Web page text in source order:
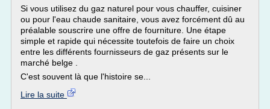
Si vous utilisez du gaz naturel pour vous chauffer, cuisiner
ou pour l'eau chaude sanitaire, vous avez forcément dû au
préalable souscrire une offre de fourniture. Une étape
simple et rapide qui nécessite toutefois de faire un choix
entre les différents fournisseurs de gaz présents sur le
marché belge .
C'est souvent là que l'histoire se...
Lire la suite